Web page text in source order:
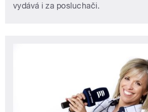
vydává i za posluchači.